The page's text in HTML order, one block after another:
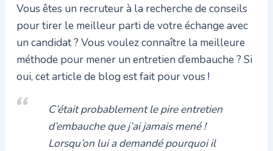
Vous êtes un recruteur à la recherche de conseils
pour tirer le meilleur parti de votre échange avec
un candidat ? Vous voulez connaître la meilleure
méthode pour mener un entretien d’embauche ? Si
oui, cet article de blog est fait pour vous !
C’était probablement le pire entretien
d’embauche que j’ai jamais mené !
Lorsqu’on lui a demandé pourquoi il